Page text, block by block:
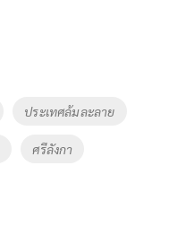
ประเทศล้มละลาย
ศรีลังกา